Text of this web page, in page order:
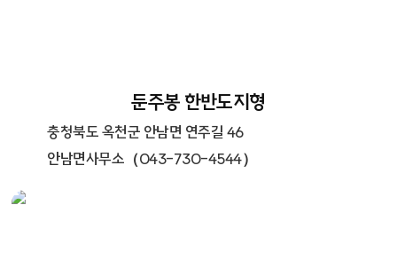
둔주봉 한반도지형
충청북도 옥천군 안남면 연주길 46
안남면사무소（043-730-4544）